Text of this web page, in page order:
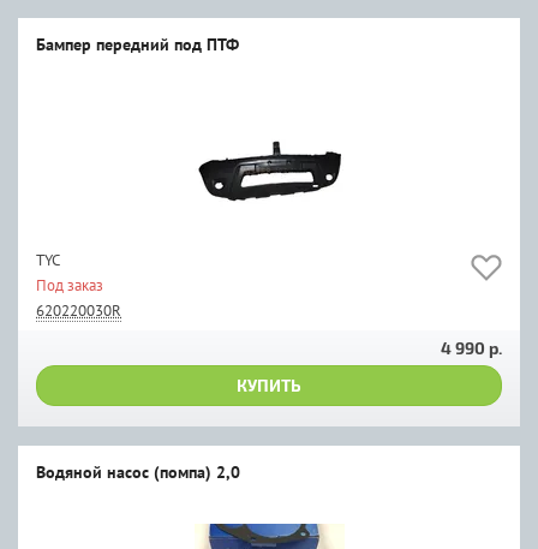
Бампер передний под ПТФ
TYC
Под заказ
620220030R
4 990 р.
КУПИТЬ
Водяной насос (помпа) 2,0